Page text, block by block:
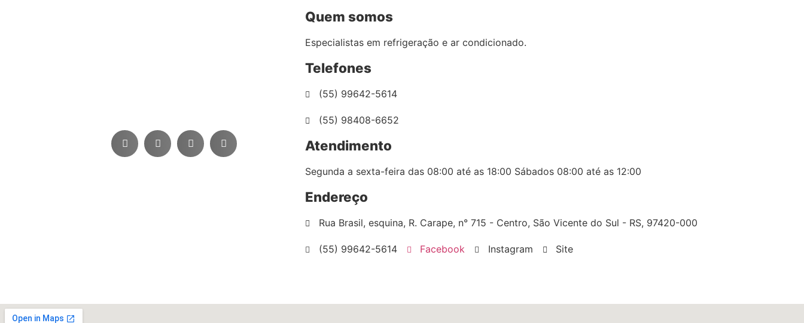
Quem somos
Especialistas em refrigeração e ar condicionado.
Telefones
(55) 99642-5614
(55) 98408-6652
Atendimento
Segunda a sexta-feira das 08:00 até as 18:00 Sábados 08:00 até as 12:00
Endereço
Rua Brasil, esquina, R. Carape, n° 715 - Centro, São Vicente do Sul - RS, 97420-000
(55) 99642-5614 Facebook Instagram Site